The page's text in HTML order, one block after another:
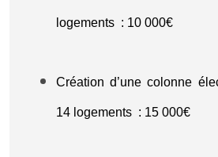
logements : 10 000€
Création d’une colonne
14 logements : 15 000€